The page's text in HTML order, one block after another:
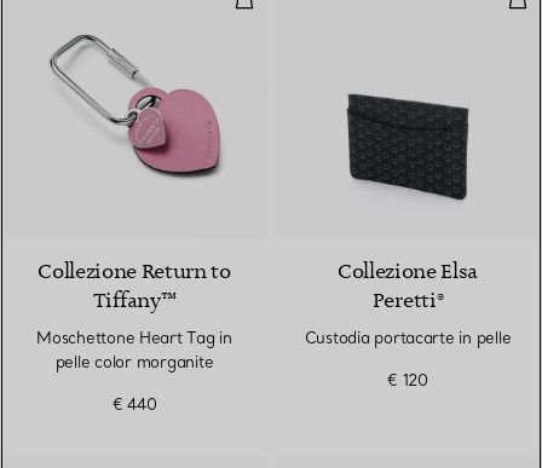
Collezione Return to
Tiffany™
Moschettone Heart Tag in
pelle color morganite
€ 440
Collezione Elsa
Peretti®
Custodia portacarte in pelle
€ 120